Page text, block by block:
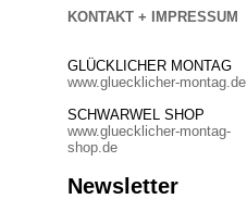
KONTAKT + IMPRESSUM
GLÜCKLICHER MONTAG
www.gluecklicher-montag.de
SCHWARWEL SHOP
www.gluecklicher-montag-
shop.de
Newsletter